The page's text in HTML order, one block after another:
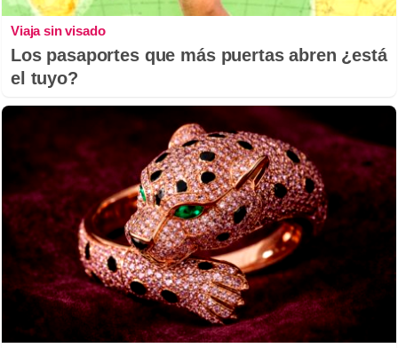
Viaja sin visado
Los pasaportes que más puertas abren ¿está
el tuyo?